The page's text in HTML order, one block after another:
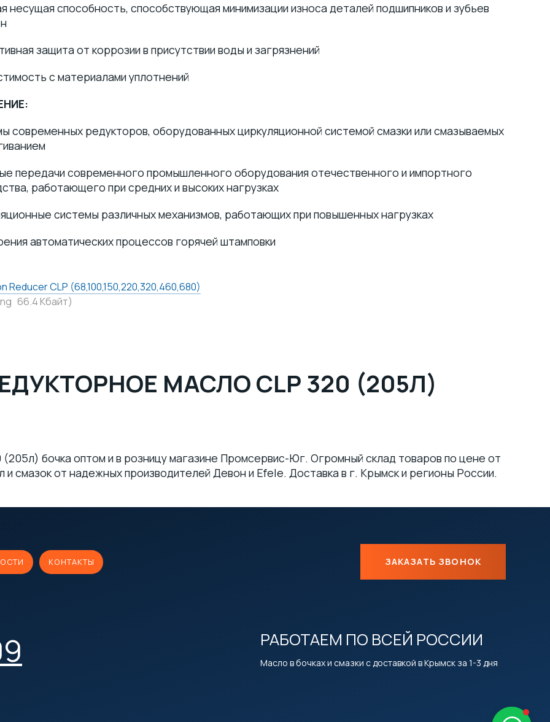
несущая способность, способствующая минимизации износа деталей подшипников и зубьев
защита от коррозии в присутствии воды и загрязнений
с материалами уплотнений
современных редукторов, оборудованных циркуляционной системой смазки или смазываемых
передачи современного промышленного оборудования отечественного и импортного
работающего при средних и высоких нагрузках
системы различных механизмов, работающих при повышенных нагрузках
автоматических процессов горячей штамповки
Reducer CLP (68,100,150,220,320,460,680)
66.4 Кбайт)
МАСЛО CLP 320 (205Л)
бочка оптом и в розницу магазине Промсервис-Юг. Огромный склад товаров по цене от
смазок от надежных производителей Девон и Efele. Доставка в г. Крымск и регионы России.
КОНТАКТЫ ЗАКАЗАТЬ ЗВОНОК
РАБОТАЕМ ПО ВСЕЙ РОССИИ
Масло в бочках и смазки с доставкой в Крымск за 1-3 дня